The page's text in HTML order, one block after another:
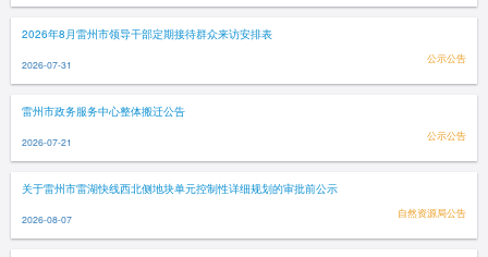
2026年8月雷州市领导干部定期接待群众来访安排表
2026-07-31 公示公告
雷州市政务服务中心整体搬迁公告
2026-07-21 公示公告
关于雷州市雷湖快线西北侧地块单元控制性详细规划的审批前公示
2026-08-07 自然资源局公告